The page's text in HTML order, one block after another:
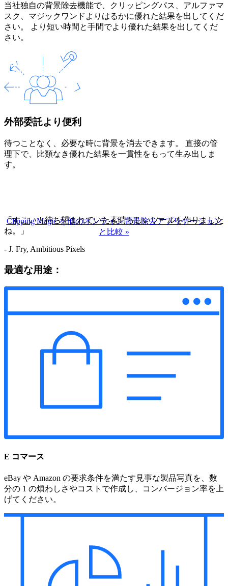
当社独自の背景除去機能で、クリッピングパス、アルファマ
スク、マジックワンドよりはるかに優れた結果を出してくだ
さい。 より短い時間と手間でより優れた結果を出してくだ
さい。
外部委託より便利
待つことなく、必要な時に背景を消去できます。 直接の管
理下で、比類なき優れた結果を一貫性をもって生み出しま
す。
Clipping Magic を他のオンライン背景除去アプリケーション
と比較 »
「すごい！待ち望まれていた素晴らしいツールを作りました
ね。」
- J. Fry, Ambitious Pixels
最適な用途：
E コマース
eBay や Amazon の要求条件を満たす見事な製品写真を、数
分の 1 の煩わしさやコストで作成し、コンバージョン率を上
げてください。